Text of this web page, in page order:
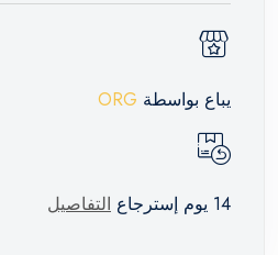
يباع بواسطة ORG
14 يوم إسترجاع التفاصيل